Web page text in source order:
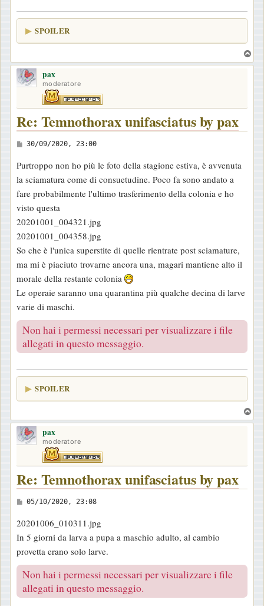
SPOILER
o
pax
moderatore
Re: Temnothorax unifasciatus by pax
M
s
s
a
g
g
i
o
30/09/2020, 23:00
Purtroppo non ho più le foto della stagione estiva, è avvenuta
la sciamatura come di consuetudine. Poco fa sono andato a
fare probabilmente l'ultimo trasferimento della colonia e ho
visto questa
20201001_004321.jpg
20201001_004358.jpg
So che è l'unica superstite di quelle rientrate post sciamature,
ma mi è piaciuto trovarne ancora una, magari mantiene alto il
morale della restante colonia
Le operaie saranno una quarantina più qualche decina di larve
varie di maschi.
Non hai i permessi necessari per visualizzare i file
allegati in questo messaggio.
SPOILER
o
pax
moderatore
Re: Temnothorax unifasciatus by pax
M
s
s
a
g
g
i
05/10/2020, 23:08
20201006_010311.jpg
In 5 giorni da larva a pupa a maschio adulto, al cambio
provetta erano solo larve.
Non hai i permessi necessari per visualizzare i file
allegati in questo messaggio.